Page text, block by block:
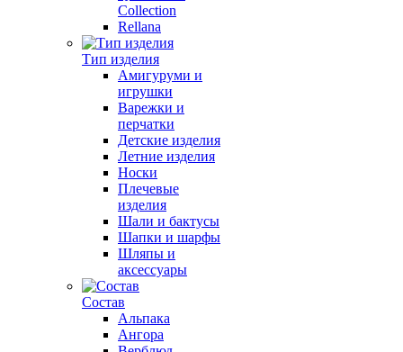
Collection
Rellana
Тип изделия
Амигуруми и
игрушки
Варежки и
перчатки
Детские изделия
Летние изделия
Носки
Плечевые
изделия
Шали и бактусы
Шапки и шарфы
Шляпы и
аксессуары
Состав
Альпака
Ангора